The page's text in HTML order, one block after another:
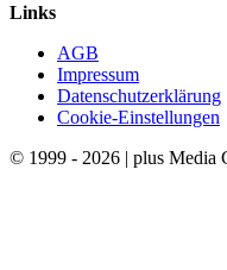
Links
AGB
Impressum
Datenschutzerklärung
Cookie-Einstellungen
© 1999 - 2026 | plus Media